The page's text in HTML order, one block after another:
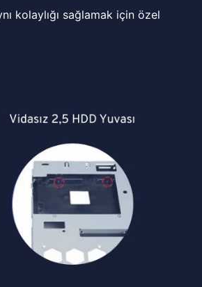
kolaylığı sağlamak için özel